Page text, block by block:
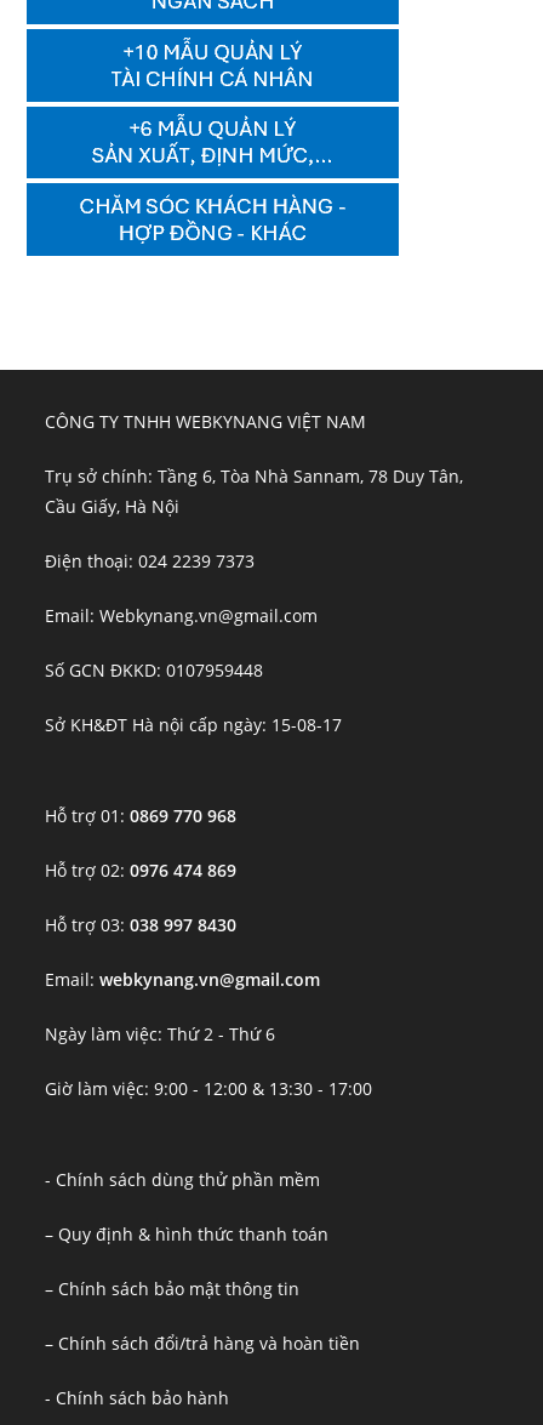
CÔNG TY TNHH WEBKYNANG VIỆT NAM
Trụ sở chính: Tầng 6, Tòa Nhà Sannam, 78 Duy Tân,
Cầu Giấy, Hà Nội
Điện thoại: 024 2239 7373
Email: Webkynang.vn@gmail.com
Số GCN ĐKKD: 0107959448
Sở KH&ĐT Hà nội cấp ngày: 15-08-17
Hỗ trợ 01:0869 770 968
Hỗ trợ 02:0976 474 869
Hỗ trợ 03:038 997 8430
Email:webkynang.vn@gmail.com
Ngày làm việc: Thứ 2 - Thứ 6
Giờ làm việc: 9:00 - 12:00 & 13:30 - 17:00
- Chính sách dùng thử phần mềm
– Quy định & hình thức thanh toán
– Chính sách bảo mật thông tin
– Chính sách đổi/trả hàng và hoàn tiền
- Chính sách bảo hành